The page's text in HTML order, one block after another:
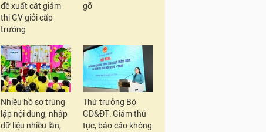
đề xuất cắt giảm
thi GV giỏi cấp
trường
gỡ
Nhiều hồ sơ trùng
lặp nội dung, nhập
dữ liệu nhiều lần,
Thứ trưởng Bộ
GD&ĐT: Giảm thủ
tục, báo cáo không